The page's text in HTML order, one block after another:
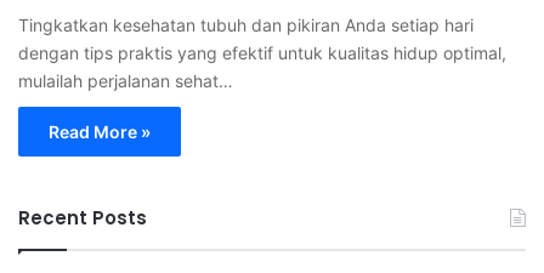
Tingkatkan kesehatan tubuh dan pikiran Anda setiap hari
dengan tips praktis yang efektif untuk kualitas hidup optimal,
mulailah perjalanan sehat…
Read More »
Recent Posts